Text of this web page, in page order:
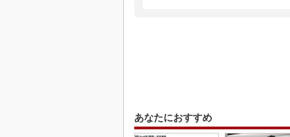
あなたにおすすめ